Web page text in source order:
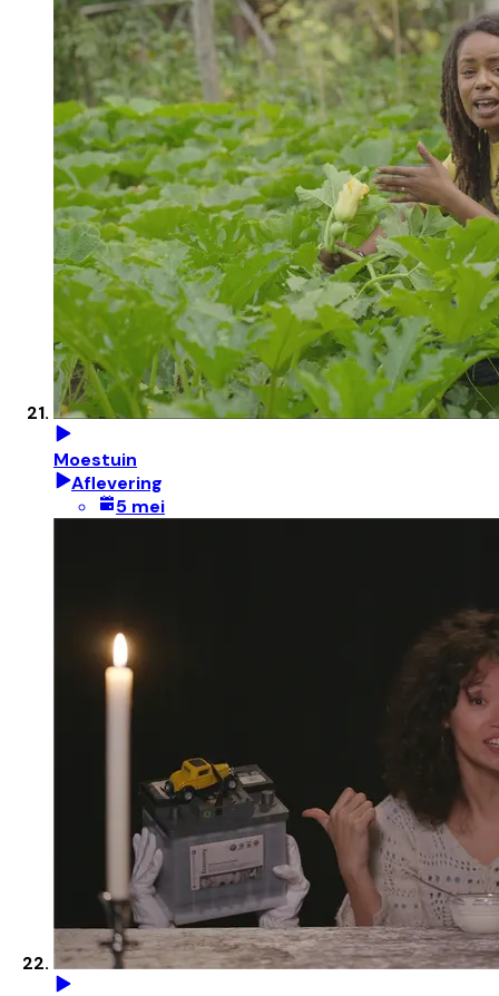
Moestuin
Aflevering
5 mei